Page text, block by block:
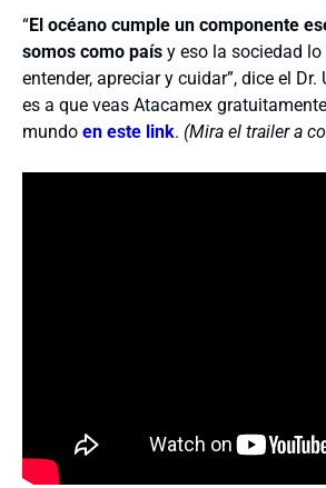
“El océano cumple un componente
somos como país y eso la sociedad lo
entender, apreciar y cuidar”, dice el
es a que veas Atacamex
mundo en este link. (Mira el trailer a